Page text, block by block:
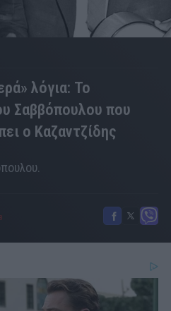
λόγια: Το
Σαββόπουλου που
ο Καζαντζίδης